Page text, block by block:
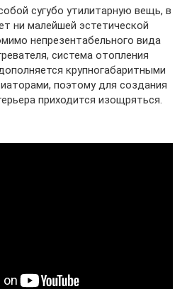
сугубо утилитарную вещь, в
ни малейшей эстетической
непрезентабельного вида
система отопления
крупногабаритными
поэтому для создания
приходится изощряться.